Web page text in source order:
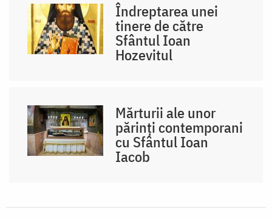
Îndreptarea unei
tinere de către
Sfântul Ioan
Hozevitul
Mărturii ale unor
părinți contemporani
cu Sfântul Ioan
Iacob